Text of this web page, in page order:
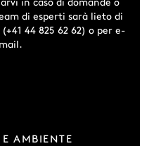
in caso di domande o
di esperti sarà lieto di
44 825 62 62) o per e-
mail.
AMBIENTE